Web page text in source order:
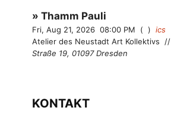
Thamm Pauli
Fri, Aug 21, 2026 08:00 PM
ics
Atelier des Neustadt Art Kollektivs //
Straße 19, 01097 Dresden
KONTAKT